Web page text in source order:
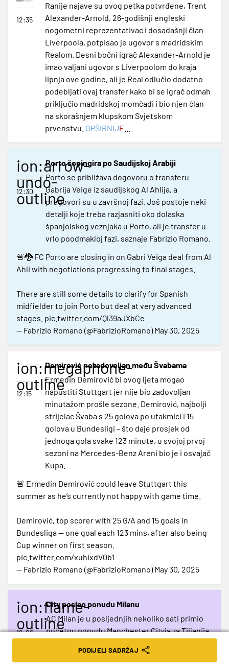
12:35
Ranije najave su ovog petka potvrđene, Trent
Alexander-Arnold, 26-godišnji engleski
nogometni reprezentativac i dosadašnji član
Liverpoola, potpisao je ugovor s madridskim
Realom. Desni bočni igrač Alexander-Arnold je
imao valjani ugovor s Liverpoolom do kraja
lipnja ove godine, ali je Real odlučio dodatno
podebljati ovaj transfer kako bi se igrač odmah
priključio madridskoj momčadi i bio njen član
na skorašnjem klupskom Svjetskom
prvenstvu. OPŠIRNIJE
ion:arrow-
undo-
outline
12:30
Porto šopingira po Saudijskoj Arabiji
Porto se približava dogovoru o transferu
Gabrija Veige iz saudijskog Al Ahlija, a
pregovori su u završnoj fazi. Još postoje neki
detalji koje treba razjasniti oko dolaska
španjolskog veznjaka u Porto, ali je transfer u
vrlo poodmakloj fazi, saznaje Fabrizio Romano.
🚨🐉 FC Porto are closing in on Gabri Veiga deal from Al
Ahli with negotiations progressing to final stages.
There are still some details to clarify for Spanish
midfielder to join Porto but deal at very advanced
stages. pic.twitter.com/Ql39aJXbCe
— Fabrizio Romano (@FabrizioRomano)May 30, 2025
ion:megaphone-
outline
12:15
Demirović nezadovoljan među Švabama
Ermedin Demirović bi ovog ljeta mogao
napustiti Stuttgart jer nije bio zadovoljan
minutažom prošle sezone. Demirović, najbolji
strijelac Švaba s 25 golova po utakmici i 15
golova u Bundesligi – što daje prosjek od
jednoga gola svake 123 minute, u svojoj prvoj
sezoni na Mercedes-Benz Areni bio je i osvajač
Kupa.
🚨 Ermedin Demirović could leave Stuttgart this
summer as he’s currently not happy with game time.
Demirović, top scorer with 25 G/A and 15 goals in
Bundesliga — one goal each 123 mins, after also being
Cup winner on first season.
pic.twitter.com/xuhixdV0b1
— Fabrizio Romano (@FabrizioRomano)May 30, 2025
ion:flame-
outline
12:00
City poslao ponudu Milanu
AC Milan je u posljednjih nekoliko sati primio
početnu ponudu Manchester Cityja za Tijjanija
eura, uključujući dodatke, Rossoneri žele više
PODIJELI SADRŽAJ